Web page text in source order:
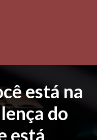
está na
do
está